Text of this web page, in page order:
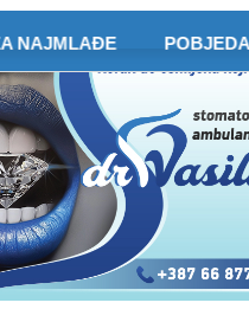
POBJEDA FK